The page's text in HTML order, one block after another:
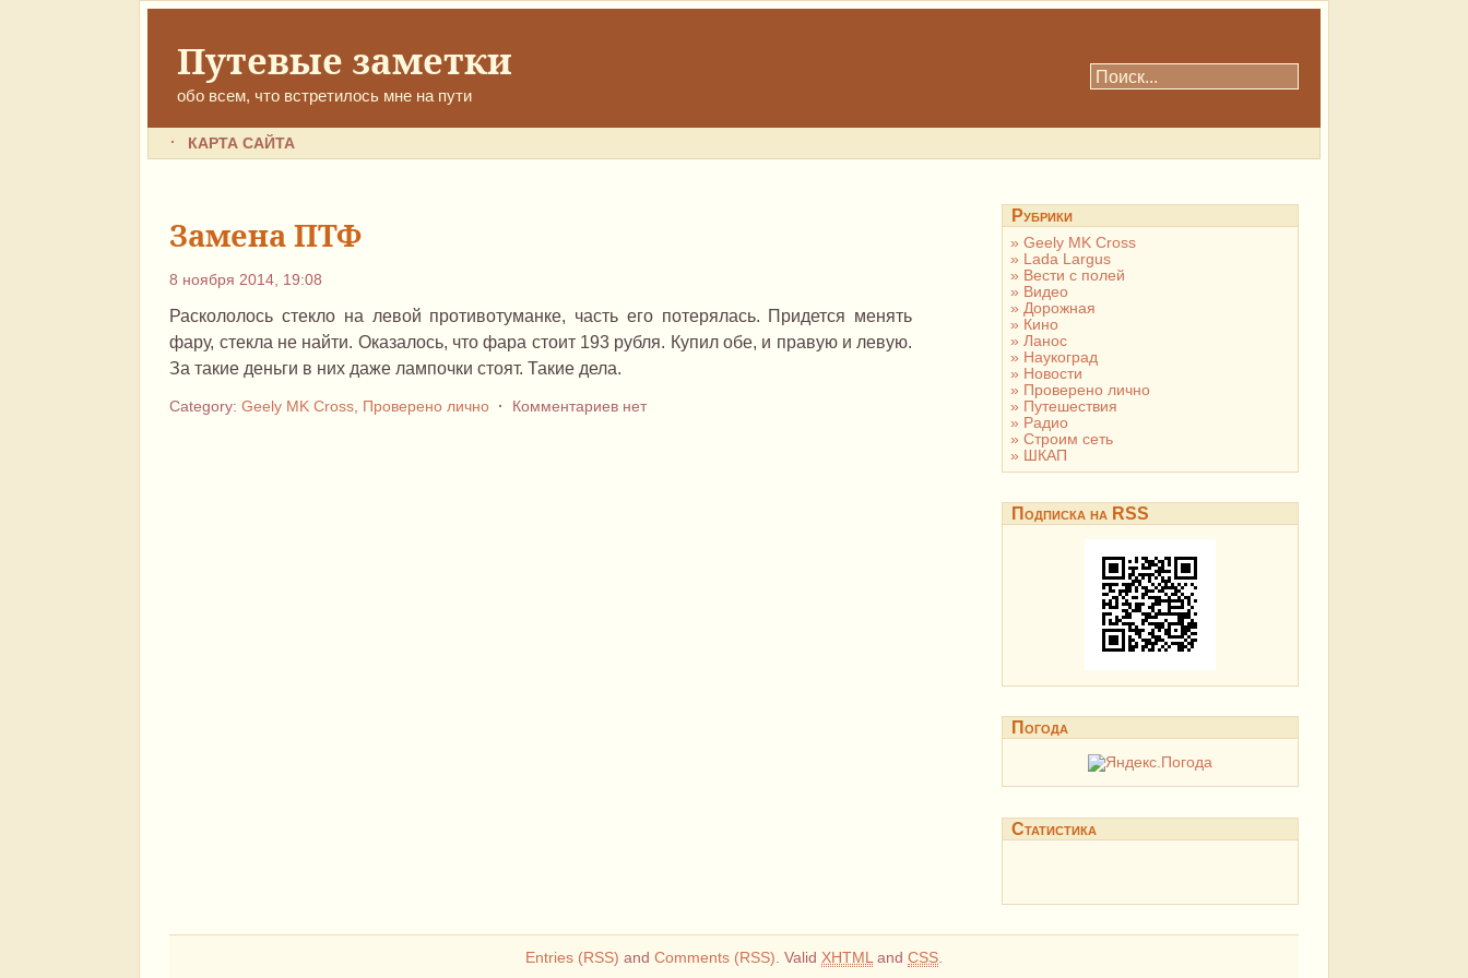
Путевые заметки
обо всем, что встретилось мне на пути
КАРТА САЙТА
Замена ПТФ
8 ноября 2014, 19:08
Раскололось стекло на левой противотуманке, часть его потерялась. Придется менять
фару, стекла не найти. Оказалось, что фара стоит 193 рубля. Купил обе, и правую и левую.
За такие деньги в них даже лампочки стоят. Такие дела.
Category:Geely MK Cross, Проверено лично · Комментариев нет
Рубрики
Geely MK Cross
Lada Largus
Вести с полей
Видео
Дорожная
Кино
Ланос
Наукоград
Новости
Проверено лично
Путешествия
Радио
Строим сеть
ШКАП
Подписка на RSS
Погода
Статистика
Entries (RSS) and Comments (RSS). Valid XHTMLand CSS.